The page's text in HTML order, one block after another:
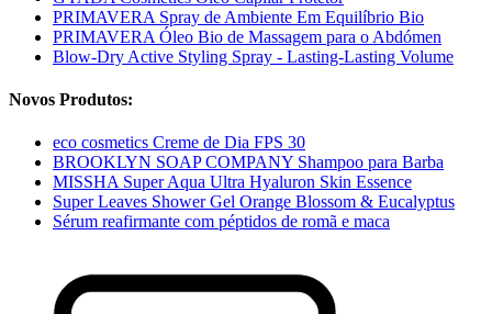
PRIMAVERA Spray de Ambiente Em Equilíbrio Bio
PRIMAVERA Óleo Bio de Massagem para o Abdómen
Blow-Dry Active Styling Spray - Lasting-Lasting Volume
Novos Produtos:
eco cosmetics Creme de Dia FPS 30
BROOKLYN SOAP COMPANY Shampoo para Barba
MISSHA Super Aqua Ultra Hyaluron Skin Essence
Super Leaves Shower Gel Orange Blossom & Eucalyptus
Sérum reafirmante com péptidos de romã e maca